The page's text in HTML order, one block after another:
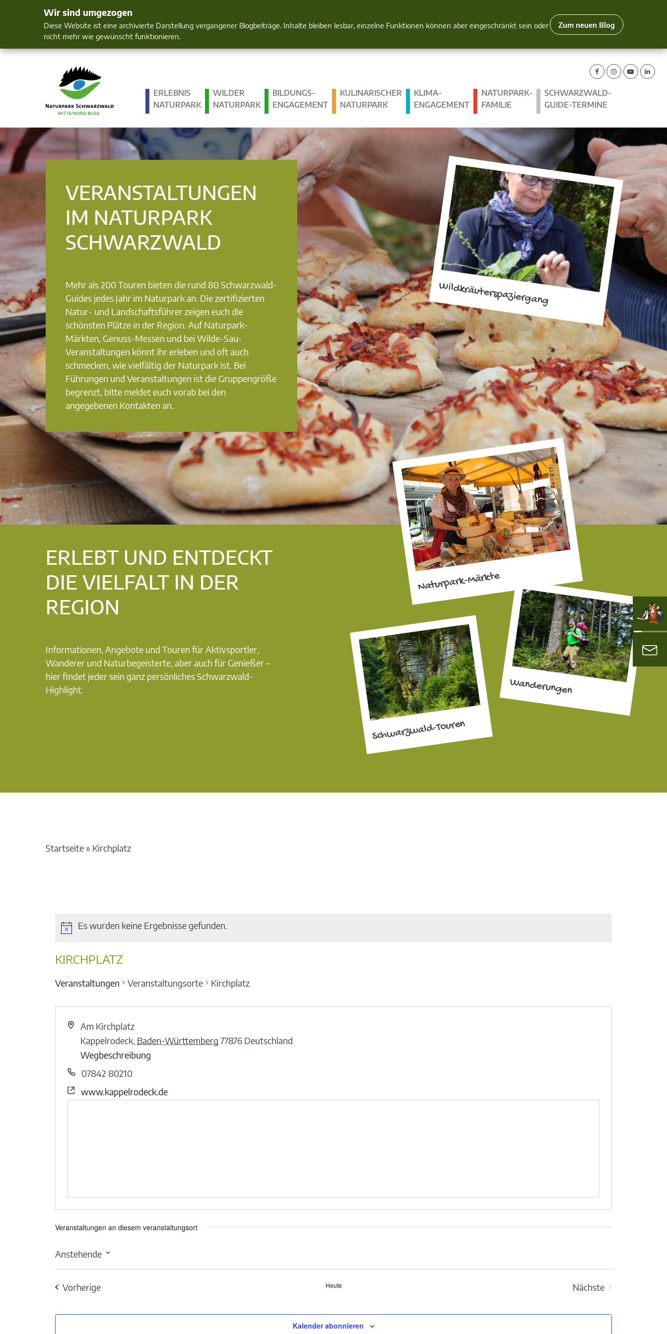
Wir sind umgezogen
Diese Website ist eine archivierte Darstellung vergangener Blogbeiträge. Inhalte bleiben lesbar, einzelne Funktionen können aber eingeschränkt sein oder
nicht mehr wie gewünscht funktionieren.
Zum neuen Blog
Mensch und Natur im Blick
ERLEBNIS
NATURPARK
WILDER
NATURPARK
BILDUNGS­
ENGAGEMENT
KULINARISCHER
NATURPARK
KLIMA­
ENGAGEMENT
NATURPARK-
FAMILIE
SCHWARZWALD-
GUIDE-TERMINE
Wildkräuterspaziergang
VERANSTALTUNGEN
IM NATURPARK
SCHWARZWALD
Mehr als 200 Touren bieten die rund 80 Schwarzwald-
Guides jedes Jahr im Naturpark an. Die zertifizierten
Natur- und Landschaftsführer zeigen euch die
schönsten Plätze in der Region. Auf Naturpark-
Märkten, Genuss-Messen und bei Wilde-Sau-
Veranstaltungen könnt ihr erleben und oft auch
schmecken, wie vielfältig der Naturpark ist. Bei
Führungen und Veranstaltungen ist die Gruppengröße
begrenzt, bitte meldet euch vorab bei den
angegebenen Kontakten an.
ERLEBT UND ENTDECKT
DIE VIELFALT IN DER
REGION
Informationen, Angebote und Touren für Aktivsportler,
Wanderer und Naturbegeisterte, aber auch für Genießer –
hier findet jeder sein ganz persönliches Schwarzwald-
Highlight.
Naturpark-Märkte
Wanderungen
Schwarzwald-Touren
Startseite» Kirchplatz
Es wurden keine Ergebnisse gefunden.
KIRCHPLATZ
Veranstaltungen Veranstaltungsorte Kirchplatz
Am Kirchplatz
Kappelrodeck Baden-Württemberg 77876 Deutschland
Wegbeschreibung
07842 80210
www.kappelrodeck.de
Veranstaltungen an diesem veranstaltungsort
Anstehende
Datum
VorherigeVeranstaltungen Heute
Nächste
Kalender abonnieren